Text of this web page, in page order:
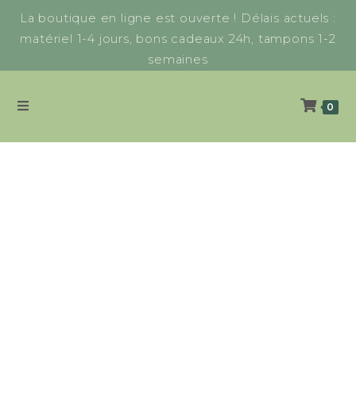
La boutique en ligne est ouverte ! Délais actuels :
matériel 1-4 jours, bons cadeaux 24h, tampons 1-2
semaines
0